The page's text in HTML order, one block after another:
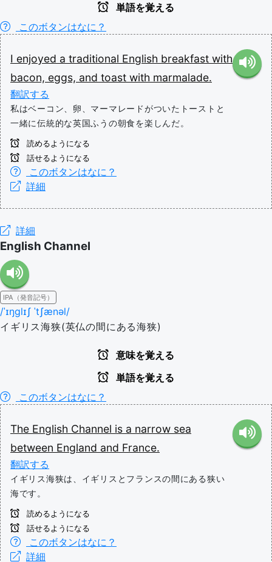
単語を覚える
このボタンはなに？
I enjoyed a traditional English breakfast with
bacon, eggs, and toast with marmalade.
翻訳する
私はベーコン、卵、マーマレードがついたトーストと
一緒に伝統的な英国ふうの朝食を楽しんだ。
読めるようになる
話せるようになる
このボタンはなに？
詳細
詳細
English Channel
IPA（発音記号）
/ˈɪŋɡlɪʃ ˈtʃænəl/
イギリス海狭(英仏の間にある海狭)
意味を覚える
単語を覚える
このボタンはなに？
The English Channel is a narrow sea
between England and France.
翻訳する
イギリス海狭は、イギリスとフランスの間にある狭い
海です。
読めるようになる
話せるようになる
このボタンはなに？
詳細